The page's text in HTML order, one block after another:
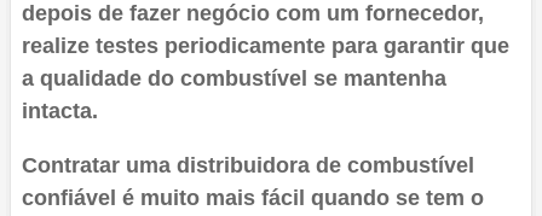
depois de fazer negócio com um fornecedor,
realize testes periodicamente para garantir que
a qualidade do combustível se mantenha
intacta.
Contratar uma distribuidora de combustível
confiável é muito mais fácil quando se tem o